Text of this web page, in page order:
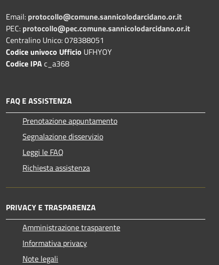
Email: protocollo@comune.sannicolodarcidano.or.it
PEC: protocollo@pec.comune.sannicolodarcidano.or.it
Centralino Unico: 078388051
Codice univoco Ufficio UFHYOY
Codice IPAc_a368
FAQ E ASSISTENZA
Prenotazione appuntamento
Segnalazione disservizio
Leggi le FAQ
Richiesta assistenza
PRIVACY E TRASPARENZA
Amministrazione trasparente
Informativa privacy
Note legali